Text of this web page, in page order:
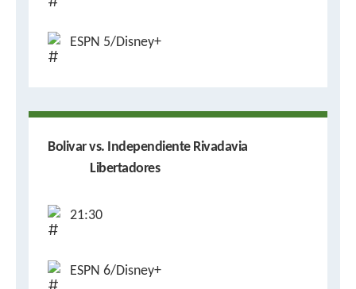
ESPN 5/Disney+
Bolivar vs. Independiente Rivadavia
Libertadores
21:30
ESPN 6/Disney+